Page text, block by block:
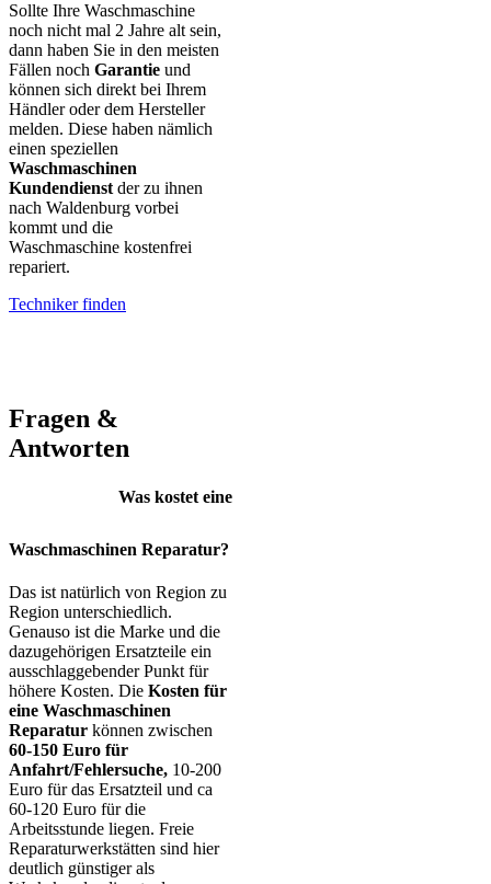
Sollte Ihre Waschmaschine
noch nicht mal 2 Jahre alt sein,
dann haben Sie in den meisten
Fällen noch Garantie und
können sich direkt bei Ihrem
Händler oder dem Hersteller
melden. Diese haben nämlich
einen speziellen
Waschmaschinen
Kundendienst der zu ihnen
nach Waldenburg vorbei
kommt und die
Waschmaschine kostenfrei
repariert.
Techniker finden
Fragen &
Antworten
Was kostet eine
Waschmaschinen Reparatur?
Das ist natürlich von Region zu
Region unterschiedlich.
Genauso ist die Marke und die
dazugehörigen Ersatzteile ein
ausschlaggebender Punkt für
höhere Kosten. Die Kosten für
eine Waschmaschinen
Reparatur können zwischen
60-150 Euro für
Anfahrt/Fehlersuche, 10-200
Euro für das Ersatzteil und ca
60-120 Euro für die
Arbeitsstunde liegen. Freie
Reparaturwerkstätten sind hier
deutlich günstiger als